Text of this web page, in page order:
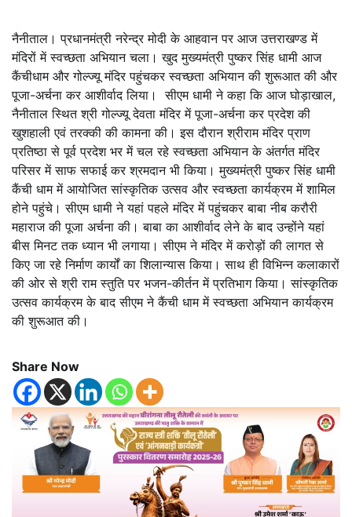
नैनीताल। प्रधानमंत्री नरेन्द्र मोदी के आहवान पर आज उत्तराखण्ड में
मंदिरों में स्वच्छता अभियान चला। खुद मुख्यमंत्री पुष्कर सिंह धामी आज
कैंचीधाम और गोल्ज्यू मंदिर पहुंचकर स्वच्छता अभियान की शुरूआत की और
पूजा-अर्चना कर आशीर्वाद लिया। सीएम धामी ने कहा कि आज घोड़ाखाल,
नैनीताल स्थित श्री गोल्ज्यू देवता मंदिर में पूजा-अर्चना कर प्रदेश की
खुशहाली एवं तरक्की की कामना की। इस दौरान श्रीराम मंदिर प्राण
प्रतिष्ठा से पूर्व प्रदेश भर में चल रहे स्वच्छता अभियान के अंतर्गत मंदिर
परिसर में साफ सफाई कर श्रमदान भी किया। मुख्यमंत्री पुष्कर सिंह धामी
कैंची धाम में आयोजित सांस्कृतिक उत्सव और स्वच्छता कार्यक्रम में शामिल
होने पहुंचे। सीएम धामी ने यहां पहले मंदिर में पहुंचकर बाबा नीब करौरी
महाराज की पूजा अर्चना की। बाबा का आशीर्वाद लेने के बाद उन्होंने यहां
बीस मिनट तक ध्यान भी लगाया। सीएम ने मंदिर में करोड़ों की लागत से
किए जा रहे निर्माण कार्यों का शिलान्यास किया। साथ ही विभिन्न कलाकारों
की ओर से श्री राम स्तुति पर भजन-कीर्तन में प्रतिभाग किया। सांस्कृतिक
उत्सव कार्यक्रम के बाद सीएम ने कैंची धाम में स्वच्छता अभियान कार्यक्रम
की शुरूआत की।
Share Now